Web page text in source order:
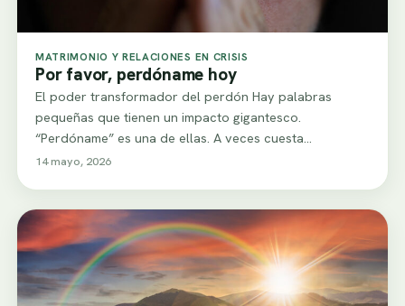
MATRIMONIO Y RELACIONES EN CRISIS
Por favor, perdóname hoy
El poder transformador del perdón Hay palabras
pequeñas que tienen un impacto gigantesco.
“Perdóname” es una de ellas. A veces cuesta
pronunciarla…
14 mayo, 2026